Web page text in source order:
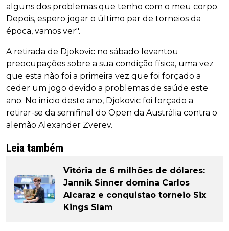
alguns dos problemas que tenho com o meu corpo.
Depois, espero jogar o último par de torneios da
época, vamos ver".
A retirada de Djokovic no sábado levantou
preocupações sobre a sua condição física, uma vez
que esta não foi a primeira vez que foi forçado a
ceder um jogo devido a problemas de saúde este
ano. No início deste ano, Djokovic foi forçado a
retirar-se da semifinal do Open da Austrália contra o
alemão Alexander Zverev.
Leia também
Vitória de 6 milhões de dólares:
Jannik Sinner domina Carlos
Alcaraz e conquistao torneio Six
Kings Slam